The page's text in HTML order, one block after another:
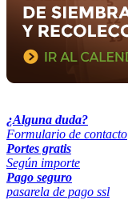
¿Alguna duda?
Formulario de contacto
Portes gratis
Según importe
Pago seguro
pasarela de pago ssl